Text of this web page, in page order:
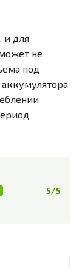
и для
не
под
5/5